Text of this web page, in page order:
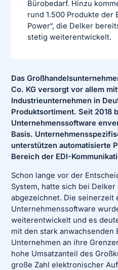
Bürobedarf. Hinzu
rund 1.500 Produkte der
Power“, die Delker
stetig weiterentwickelt.
Das
Co. KG versorgt vor allem
Industrieunternehmen in
Produktsortiment. Seit 2018
Unternehmenssoftware
Basis.
unterstützen automatisierte
Bereich der EDI-
Schon lange vor der
System, hatte sich bei
abgezeichnet. Die seinerzeit
Unternehmenssoftware
weiterentwickelt und es
mit den stark anwachsenden
Unternehmen an ihre
hohe Umsatzanteil des
große Zahl elektronischer